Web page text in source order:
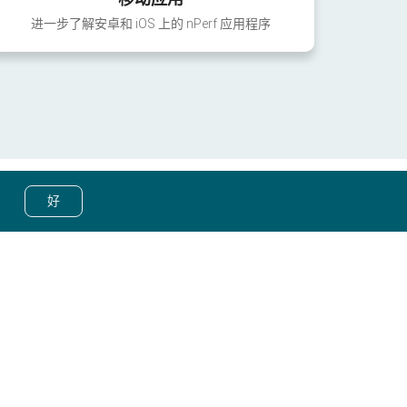
进一步了解安卓和 iOS 上的 nPerf 应用程序
好